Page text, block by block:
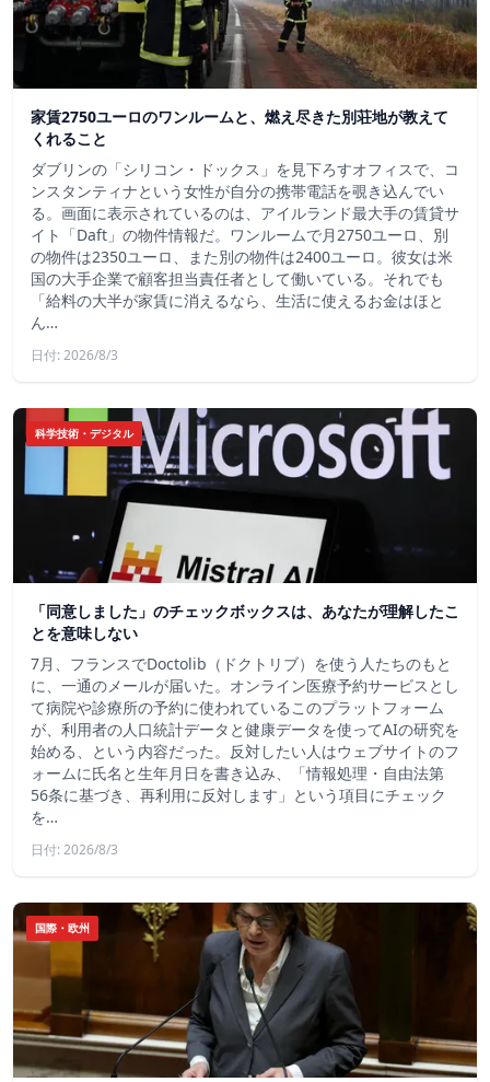
家賃2750ユーロのワンルームと、燃え尽きた別荘地が教えて
くれること
ダブリンの「シリコン・ドックス」を見下ろすオフィスで、コ
ンスタンティナという女性が自分の携帯電話を覗き込んでい
る。画面に表示されているのは、アイルランド最大手の賃貸サ
イト「Daft」の物件情報だ。ワンルームで月2750ユーロ、別
の物件は2350ユーロ、また別の物件は2400ユーロ。彼女は米
国の大手企業で顧客担当責任者として働いている。それでも
「給料の大半が家賃に消えるなら、生活に使えるお金はほと
ん…
日付: 2026/8/3
科学技術・デジタル
「同意しました」のチェックボックスは、あなたが理解したこ
とを意味しない
7月、フランスでDoctolib（ドクトリブ）を使う人たちのもと
に、一通のメールが届いた。オンライン医療予約サービスとし
て病院や診療所の予約に使われているこのプラットフォーム
が、利用者の人口統計データと健康データを使ってAIの研究を
始める、という内容だった。反対したい人はウェブサイトのフ
ォームに氏名と生年月日を書き込み、「情報処理・自由法第
56条に基づき、再利用に反対します」という項目にチェック
を…
日付: 2026/8/3
国際・欧州